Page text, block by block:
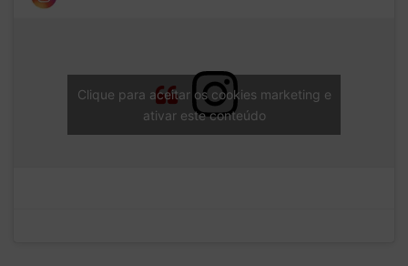
Clique para aceitar os cookies marketing e
ativar este conteúdo